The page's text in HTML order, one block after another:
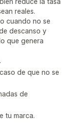
reales.
cuando no se
descanso y
que genera
de que no se
de
tu marca.